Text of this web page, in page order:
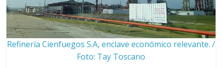
Refinería Cienfuegos S.A, enclave económico relevante. /
Foto: Tay Toscano